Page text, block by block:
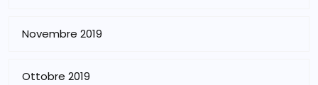
Novembre 2019
Ottobre 2019